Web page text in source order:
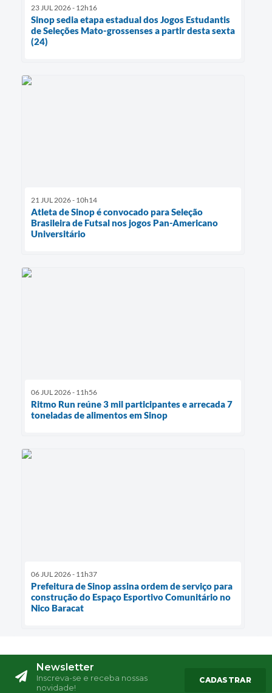
23 JUL 2026 - 12h16
Sinop sedia etapa estadual dos Jogos Estudantis
de Seleções Mato-grossenses a partir desta sexta
(24)
21 JUL 2026 - 10h14
Atleta de Sinop é convocado para Seleção
Brasileira de Futsal nos jogos Pan-Americano
Universitário
06 JUL 2026 - 11h56
Ritmo Run reúne 3 mil participantes e arrecada 7
toneladas de alimentos em Sinop
06 JUL 2026 - 11h37
Prefeitura de Sinop assina ordem de serviço para
construção do Espaço Esportivo Comunitário no
Nico Baracat
Newsletter
Inscreva-se e receba nossas
novidade!
CADASTRAR